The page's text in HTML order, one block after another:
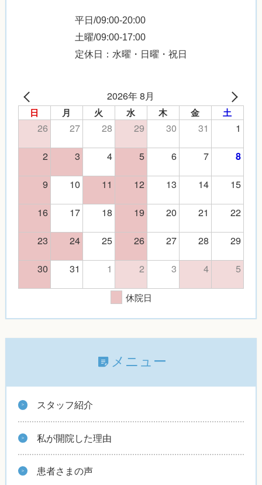
平日/09:00-20:00
土曜/09:00-17:00
定休日：水曜・日曜・祝日
2026年 8月
日 月 火 水 木 金 土
26 27 28 29 30 31
1
2
3 4 5 6 7 8
9 10 11 12 13 14
15
16
17 18 19 20 21
22
23
24 25 26 27 28
29
30
31 1 2 3 4 5
休院日
メニュー
スタッフ紹介
私が開院した理由
患者さまの声